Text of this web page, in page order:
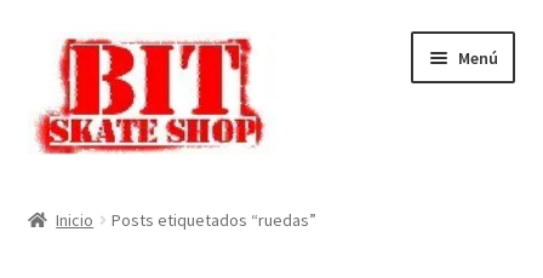
navegación
contenido
Menú
Inicio Posts etiquetados “ruedas”